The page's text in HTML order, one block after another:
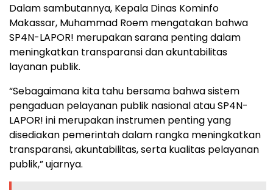
Dalam sambutannya, Kepala Dinas Kominfo
Makassar, Muhammad Roem mengatakan bahwa
SP4N-LAPOR! merupakan sarana penting dalam
meningkatkan transparansi dan akuntabilitas
layanan publik.
“Sebagaimana kita tahu bersama bahwa sistem
pengaduan pelayanan publik nasional atau SP4N-
LAPOR! ini merupakan instrumen penting yang
disediakan pemerintah dalam rangka meningkatkan
transparansi, akuntabilitas, serta kualitas pelayanan
publik,” ujarnya.